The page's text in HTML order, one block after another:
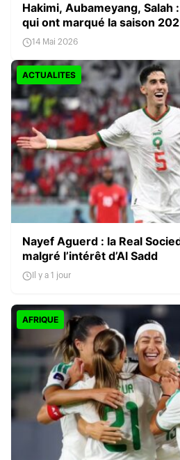
Hakimi, Aubameyang, Salah
qui ont marqué la saison
14 Mai 2026
ACTUALITES
Nayef Aguerd : la Real
malgré l’intérêt d’Al Sadd
Il y a 1 jour
AFRIQUE